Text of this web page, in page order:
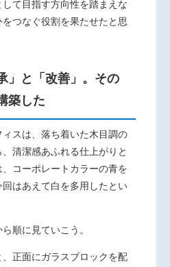
て目指す方向性を踏まえな
つなぐ役割を果たせたと思
」と「改善」。その
築した
スは、落ち着いた木目調の
清潔感あふれる仕上がりと
コーポレートカラーの青を
はあえて白を多用したとい
ら順に見ていこう。
正面にガラスブロックを配